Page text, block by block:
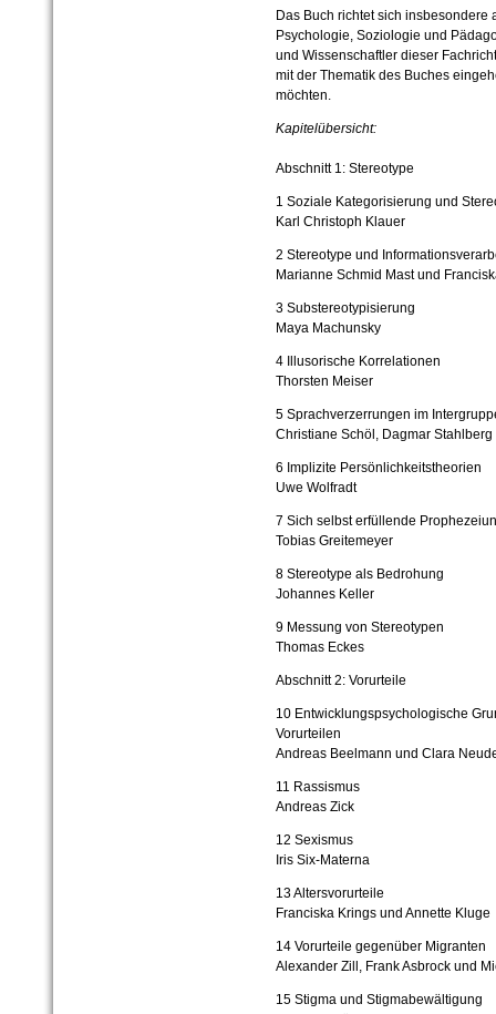
Das Buch richtet sich
Psychologie, Soziologie und
und Wissenschaftler dieser
mit der Thematik des Buches
möchten.
Kapitelübersicht:
Abschnitt 1: Stereotype
1 Soziale Kategorisierung und
Karl Christoph Klauer
2 Stereotype und
Marianne Schmid Mast und
3 Substereotypisierung
Maya Machunsky
4 Illusorische Korrelationen
Thorsten Meiser
5 Sprachverzerrungen im
Christiane Schöl, Dagmar Stahlberg
6 Implizite Persönlichkeitstheorien
Uwe Wolfradt
7 Sich selbst erfüllende
Tobias Greitemeyer
8 Stereotype als Bedrohung
Johannes Keller
9 Messung von Stereotypen
Thomas Eckes
Abschnitt 2: Vorurteile
10 Entwicklungspsychologische
Vorurteilen
Andreas Beelmann und Clara
11 Rassismus
Andreas Zick
12 Sexismus
Iris Six-Materna
13 Altersvorurteile
Franciska Krings und Annette Kluge
14 Vorurteile gegenüber Migranten
Alexander Zill, Frank Asbrock und
15 Stigma und Stigmabewältigung